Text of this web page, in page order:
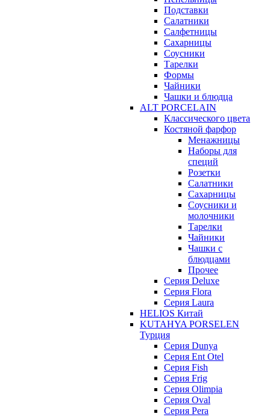
Подставки
Салатники
Салфетницы
Сахарницы
Соусники
Тарелки
Формы
Чайники
Чашки и блюдца
ALT PORCELAIN
Классического цвета
Костяной фарфор
Менажницы
Наборы для
специй
Розетки
Салатники
Сахарницы
Соусники и
молочники
Тарелки
Чайники
Чашки с
блюдцами
Прочее
Серия Deluxe
Серия Flora
Серия Laura
HELIOS Китай
KUTAHYA PORSELEN
Турция
Серия Dunya
Серия Ent Otel
Серия Fish
Серия Frig
Серия Olimpia
Серия Oval
Серия Pera